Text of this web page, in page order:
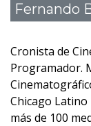
Fernando
Cronista de
Programador.
Chicago Latino
más de 100